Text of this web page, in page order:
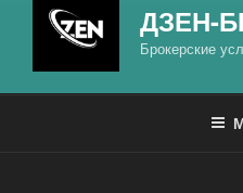
ДЗЕН-
Брокерские